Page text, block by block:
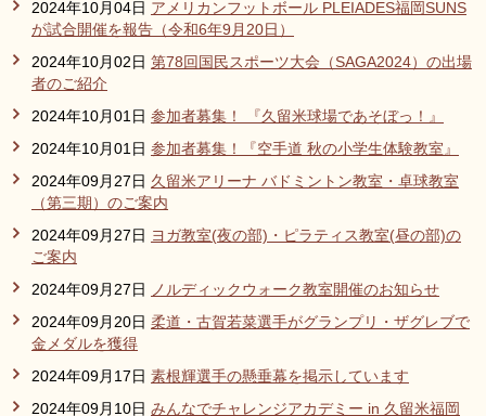
2024年10月04日 アメリカンフットボール PLEIADES福岡SUNS
が試合開催を報告（令和6年9月20日）
2024年10月02日 第78回国民スポーツ大会（SAGA2024）の出場
者のご紹介
2024年10月01日 参加者募集！ 『久留米球場であそぼっ！』
2024年10月01日 参加者募集！『空手道 秋の小学生体験教室』
2024年09月27日 久留米アリーナ バドミントン教室・卓球教室
（第三期）のご案内
2024年09月27日 ヨガ教室(夜の部)・ピラティス教室(昼の部)の
ご案内
2024年09月27日
ノルディックウォーク教室開催のお知らせ
2024年09月20日 柔道・古賀若菜選手がグランプリ・ザグレブで
金メダルを獲得
2024年09月17日 素根輝選手の懸垂幕を掲示しています
2024年09月10日 みんなでチャレンジアカデミー in 久留米福岡